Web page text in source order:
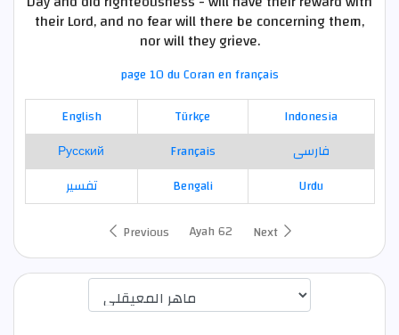
their Lord, and no fear will there be concerning them,
nor will they grieve.
page 10 du Coran en français
English
Türkçe
Indonesia
Русский
Français
فارسی
تفسير
Bengali
Urdu
Previous
Ayah 62 Next